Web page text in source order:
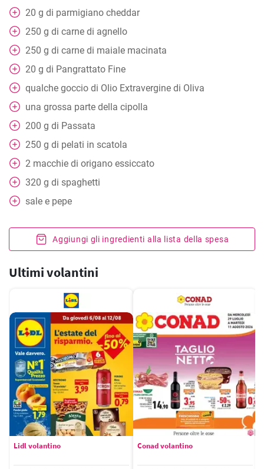
20 g di parmigiano cheddar
250 g di carne di agnello
250 g di carne di maiale macinata
20 g di Pangrattato Fine
qualche goccio di Olio Extravergine di Oliva
una grossa parte della cipolla
200 g di Passata
250 g di pelati in scatola
2 macchie di origano essiccato
320 g di spaghetti
sale e pepe
Aggiungi gli ingredienti alla lista della spesa
Ultimi volantini
Lidl volantino Conad volantino